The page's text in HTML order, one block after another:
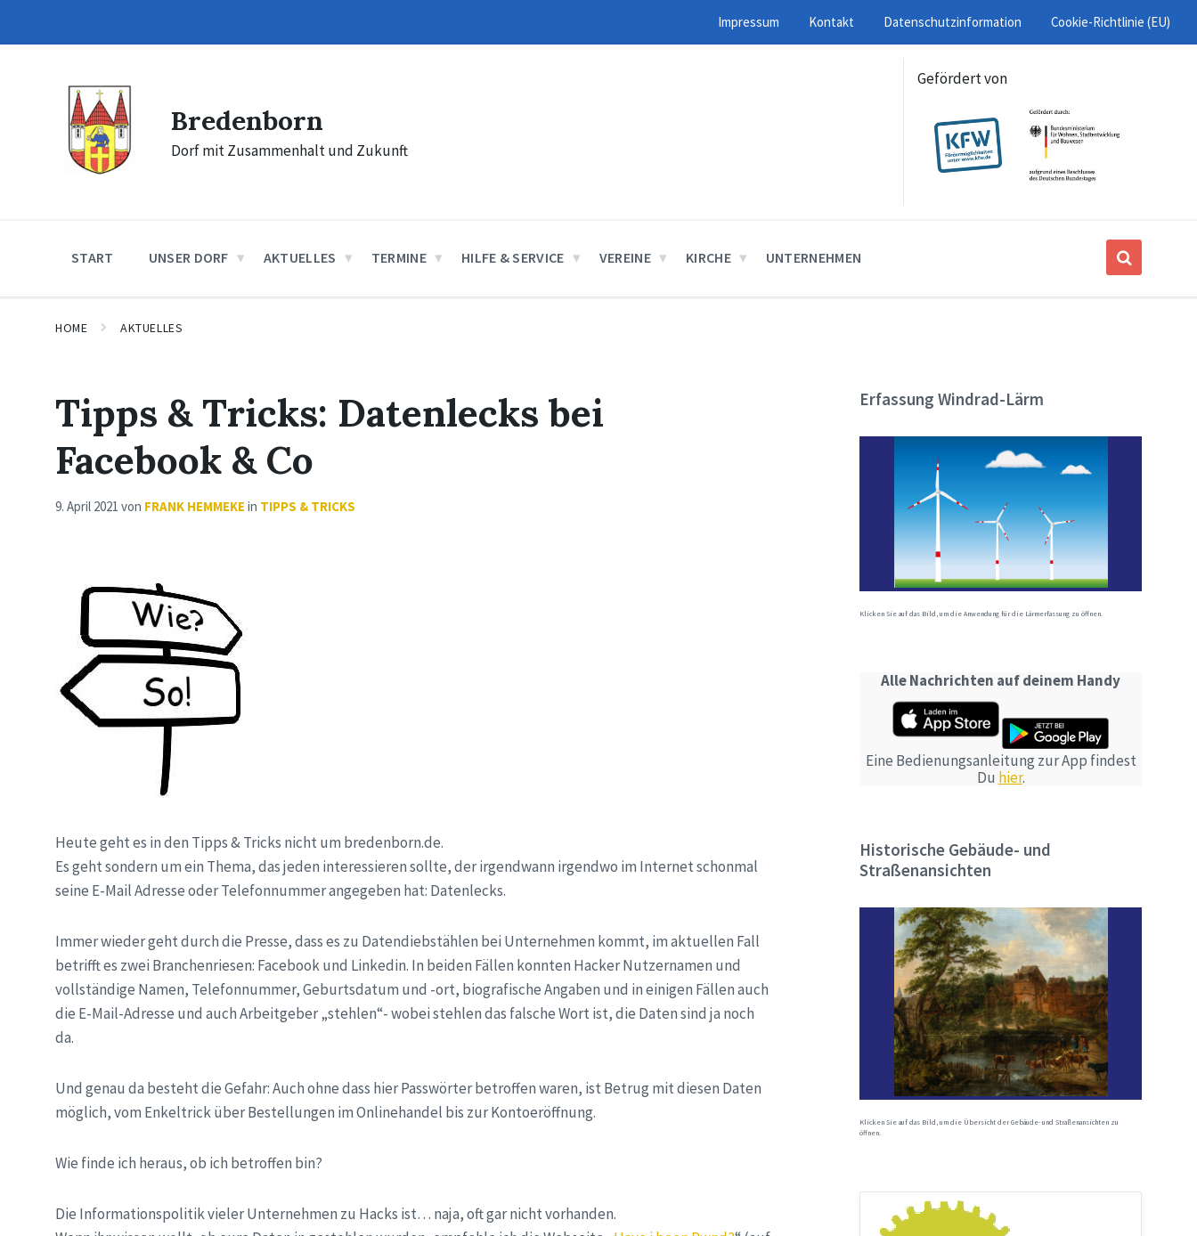
content
main
footer
Impressum Kontakt Datenschutzinformation Cookie-Richtlinie (EU)
Bredenborn
Dorf mit Zusammenhalt und Zukunft
Gefördert von
START UNSER DORF AKTUELLES TERMINE HILFE & SERVICE VEREINE KIRCHE UNTERNEHMEN
HOME AKTUELLES
Tipps & Tricks: Datenlecks bei
Facebook & Co
9. April 2021 von FRANK HEMMEKE in TIPPS & TRICKS
Heute geht es in den Tipps & Tricks nicht um bredenborn.de.
Es geht sondern um ein Thema, das jeden interessieren sollte, der irgendwann irgendwo im Internet schonmal
seine E-Mail Adresse oder Telefonnummer angegeben hat: Datenlecks.
Immer wieder geht durch die Presse, dass es zu Datendiebstählen bei Unternehmen kommt, im aktuellen Fall
betrifft es zwei Branchenriesen: Facebook und Linkedin. In beiden Fällen konnten Hacker Nutzernamen und
vollständige Namen, Telefonnummer, Geburtsdatum und -ort, biografische Angaben und in einigen Fällen auch
die E-Mail-Adresse und auch Arbeitgeber „stehlen“- wobei stehlen das falsche Wort ist, die Daten sind ja noch
da.
Und genau da besteht die Gefahr: Auch ohne dass hier Passwörter betroffen waren, ist Betrug mit diesen Daten
möglich, vom Enkeltrick über Bestellungen im Onlinehandel bis zur Kontoeröffnung.
Wie finde ich heraus, ob ich betroffen bin?
Die Informationspolitik vieler Unternehmen zu Hacks ist… naja, oft gar nicht vorhanden.
Erfassung Windrad-Lärm
Klicken Sie auf das Bild, um die Anwendung für die Lärmerfassung zu öffnen.
Alle Nachrichten auf deinem Handy
Eine Bedienungsanleitung zur App findest
Du hier.
Historische Gebäude- und
Straßenansichten
Klicken Sie auf das Bild, um die Übersicht der Gebäude- und Straßenansichten zu
öffnen.